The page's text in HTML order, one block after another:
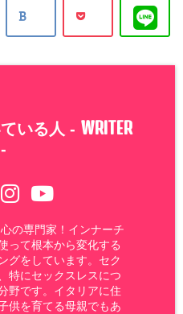
いる人 - WRITER
-
の専門家！インナーチ
って根本から変化する
グをしています。セク
特にセックスレスにつ
野です。イタリアに住
供を育てる母親でもあ